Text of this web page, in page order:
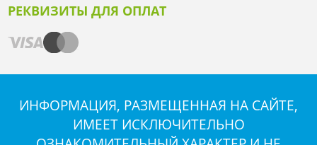
РЕКВИЗИТЫ ДЛЯ ОПЛАТ
ИНФОРМАЦИЯ, РАЗМЕЩЕННАЯ НА САЙТЕ,
ИМЕЕТ ИСКЛЮЧИТЕЛЬНО